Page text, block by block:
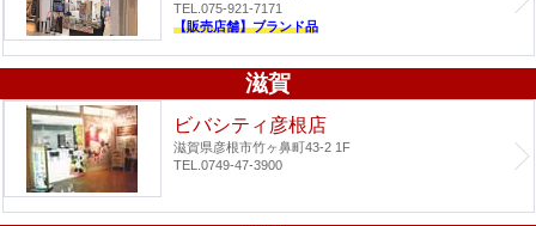
TEL.075-921-7171
【販売店舗】ブランド品
滋賀
ビバシティ彦根店
滋賀県彦根市竹ヶ鼻町43-2 1F
TEL.0749-47-3900